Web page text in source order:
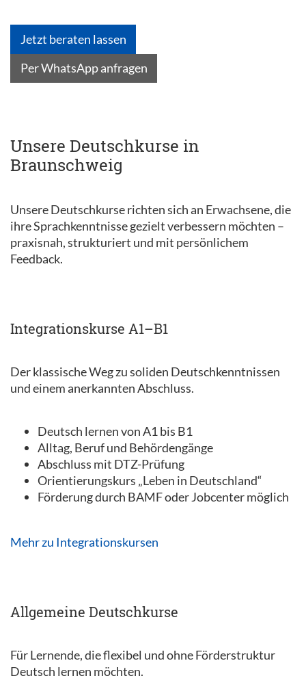
Jetzt beraten lassen
Per WhatsApp anfragen
Unsere Deutschkurse in
Braunschweig
Unsere Deutschkurse richten sich an Erwachsene, die
ihre Sprachkenntnisse gezielt verbessern möchten –
praxisnah, strukturiert und mit persönlichem
Feedback.
Integrationskurse A1–B1
Der klassische Weg zu soliden Deutschkenntnissen
und einem anerkannten Abschluss.
Deutsch lernen von A1 bis B1
Alltag, Beruf und Behördengänge
Abschluss mit DTZ-Prüfung
Orientierungskurs „Leben in Deutschland“
Förderung durch BAMF oder Jobcenter möglich
Mehr zu Integrationskursen
Allgemeine Deutschkurse
Für Lernende, die flexibel und ohne Förderstruktur
Deutsch lernen möchten.